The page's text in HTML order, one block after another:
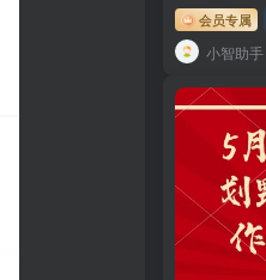
会员专属
小智助手